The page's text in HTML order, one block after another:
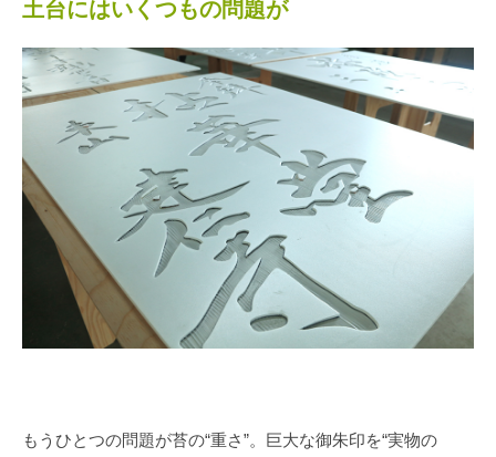
土台にはいくつもの問題が
もうひとつの問題が苔の“重さ”。巨大な御朱印を“実物の